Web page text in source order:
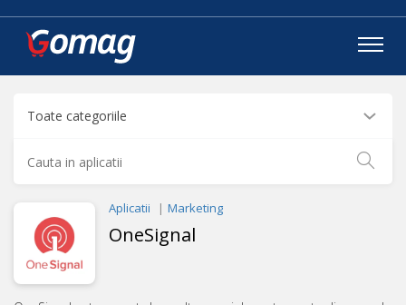
Aplicatii Marketing
OneSignal